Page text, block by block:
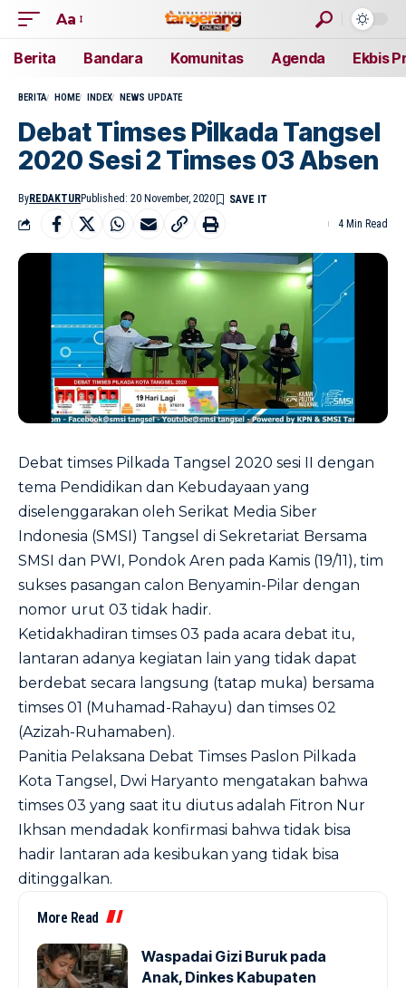
Aa
Berita Bandara Komunitas Agenda Ekbis
BERITA HOME INDEX NEWS UPDATE
Debat Timses Pilkada Tangsel
2020 Sesi 2 Timses 03 Absen
ByREDAKTURPublished: 20 November, 2020
4 Min Read
Debat timses Pilkada Tangsel 2020 sesi II dengan
tema Pendidikan dan Kebudayaan yang
diselenggarakan oleh Serikat Media Siber
Indonesia (SMSI) Tangsel di Sekretariat Bersama
SMSI dan PWI, Pondok Aren pada Kamis (19/11), tim
sukses pasangan calon Benyamin-Pilar dengan
nomor urut 03 tidak hadir.
Ketidakhadiran timses 03 pada acara debat itu,
lantaran adanya kegiatan lain yang tidak dapat
berdebat secara langsung (tatap muka) bersama
timses 01 (Muhamad-Rahayu) dan timses 02
(Azizah-Ruhamaben).
Panitia Pelaksana Debat Timses Paslon Pilkada
Kota Tangsel, Dwi Haryanto mengatakan bahwa
timses 03 yang saat itu diutus adalah Fitron Nur
Ikhsan mendadak konfirmasi bahwa tidak bisa
hadir lantaran ada kesibukan yang tidak bisa
ditinggalkan.
More Read
Waspadai Gizi Buruk pada
Anak, Dinkes Kabupaten